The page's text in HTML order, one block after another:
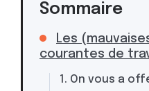
Sommaire
Les
courantes de
1. On vous a